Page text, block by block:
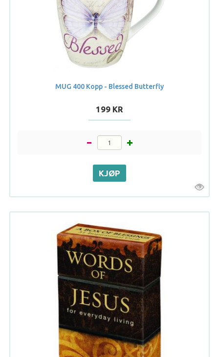
MUG 400 Kopp - Blessed Butterfly
199 KR